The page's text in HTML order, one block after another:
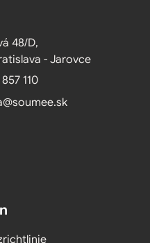
48/D,
- Jarovce
110